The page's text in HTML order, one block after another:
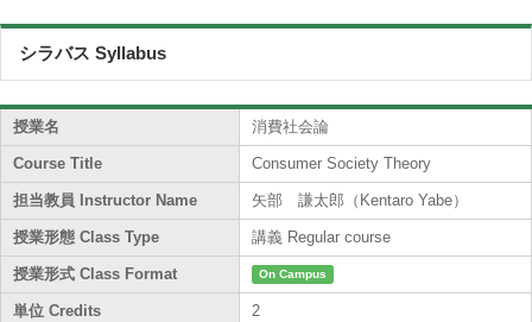
シラバス Syllabus
授業名 消費社会論
Course Title Consumer Society Theory
担当教員 Instructor Name 矢部 謙太郎（Kentaro Yabe）
授業形態 Class Type 講義 Regular course
授業形式 Class Format On Campus
単位 Credits 2